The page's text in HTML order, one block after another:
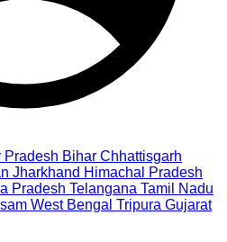
Pradesh Bihar Chhattisgarh
Jharkhand Himachal Pradesh
Pradesh Telangana Tamil Nadu
West Bengal Tripura Gujarat